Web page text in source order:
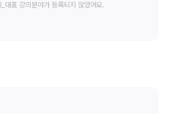
_대표 강의분야가 등록되지 않았어요.